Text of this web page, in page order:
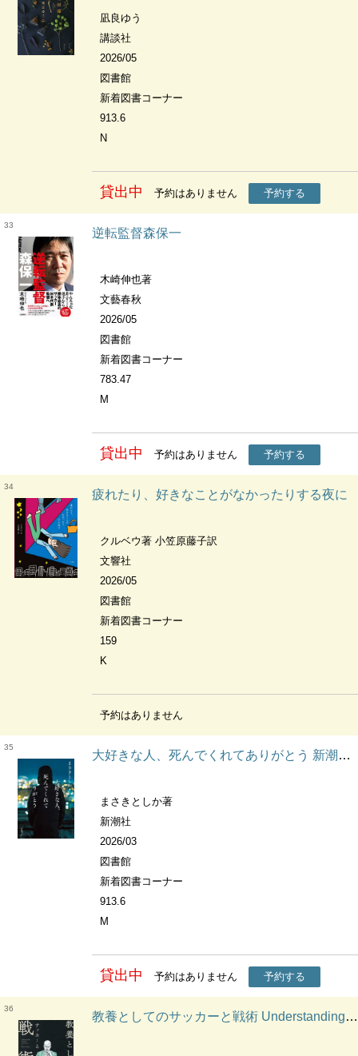
凪良ゆう
講談社
2026/05
図書館
新着図書コーナー
913.6
N
貸出中 予約はありません 予約する
33
逆転監督森保一
木崎伸也著
文藝春秋
2026/05
図書館
新着図書コーナー
783.47
M
貸出中 予約はありません 予約する
34
疲れたり、好きなことがなかったりする夜に
クルベウ著 小笠原藤子訳
文響社
2026/05
図書館
新着図書コーナー
159
K
予約はありません
35
大好きな人、死んでくれてありがとう 新潮文庫
まさきとしか著
新潮社
2026/03
図書館
新着図書コーナー
913.6
M
貸出中 予約はありません 予約する
36
教養としてのサッカーと戦術 Understanding football and tactics